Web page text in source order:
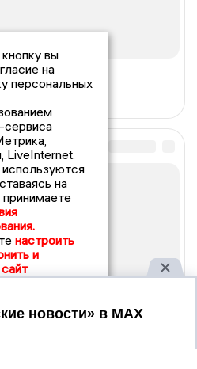
вы
на
персональных
сервиса
LiveInternet.
на
настроить
и